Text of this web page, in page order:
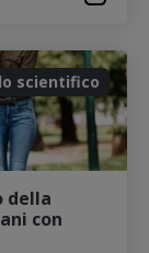
scientifico
della
con